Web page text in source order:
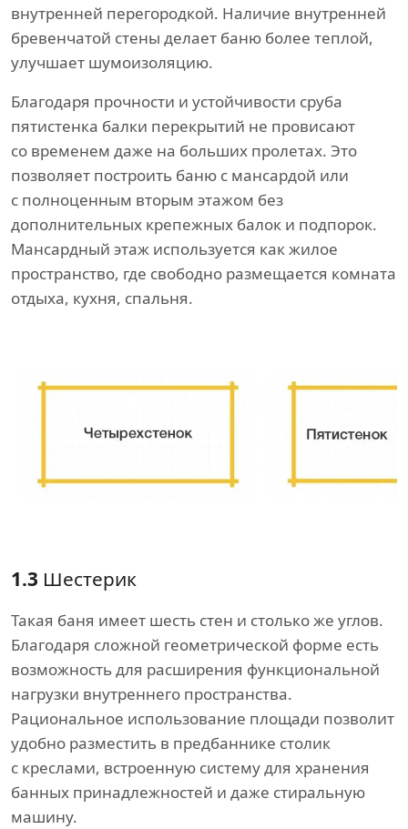
внутренней перегородкой. Наличие внутренней
бревенчатой стены делает баню более теплой,
улучшает шумоизоляцию.
Благодаря прочности и устойчивости сруба
пятистенка балки перекрытий не провисают
со временем даже на больших пролетах. Это
позволяет построить баню с мансардой или
с полноценным вторым этажом без
дополнительных крепежных балок и подпорок.
Мансардный этаж используется как жилое
пространство, где свободно размещается комната
отдыха, кухня, спальня.
1.3 Шестерик
Такая баня имеет шесть стен и столько же углов.
Благодаря сложной геометрической форме есть
возможность для расширения функциональной
нагрузки внутреннего пространства.
Рациональное использование площади позволит
удобно разместить в предбаннике столик
с креслами, встроенную систему для хранения
банных принадлежностей и даже стиральную
машину.